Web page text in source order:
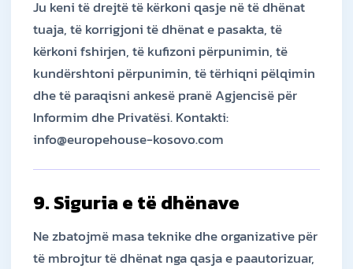
Ju keni të drejtë të kërkoni qasje në të dhënat
tuaja, të korrigjoni të dhënat e pasakta, të
kërkoni fshirjen, të kufizoni përpunimin, të
kundërshtoni përpunimin, të tërhiqni pëlqimin
dhe të paraqisni ankesë pranë Agjencisë për
Informim dhe Privatësi. Kontakti:
info@europehouse-kosovo.com
9. Siguria e të dhënave
Ne zbatojmë masa teknike dhe organizative për
të mbrojtur të dhënat nga qasja e paautorizuar,